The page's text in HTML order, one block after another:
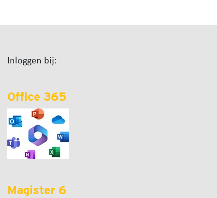
Inloggen bij:
Office 365
Magister 6